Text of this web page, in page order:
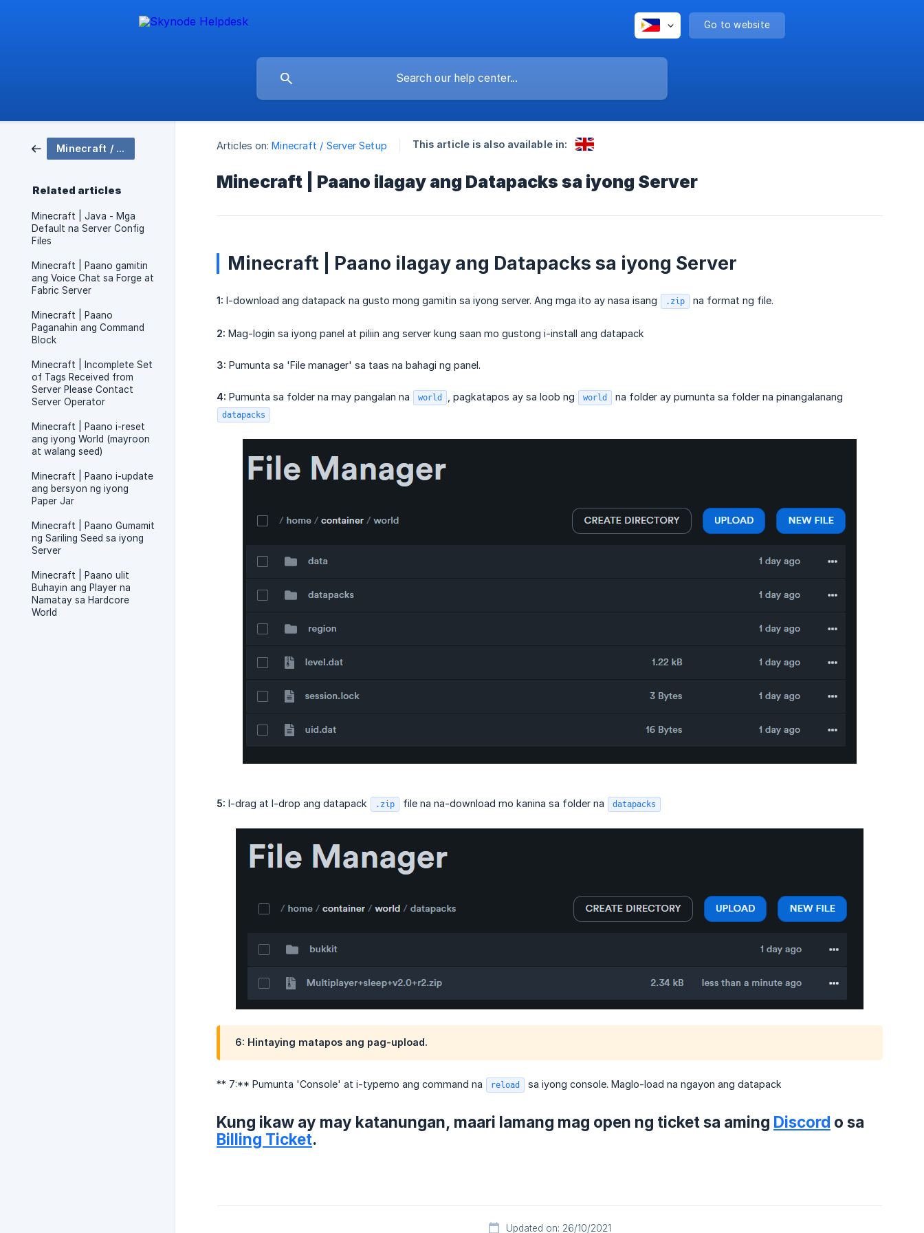
Go to website
Minecraft / Server Setup
Related articles
Minecraft | Java - Mga
Default na Server Config
Files
Minecraft | Paano gamitin
ang Voice Chat sa Forge at
Fabric Server
Minecraft | Paano
Paganahin ang Command
Block
Minecraft | Incomplete Set
of Tags Received from
Server Please Contact
Server Operator
Minecraft | Paano i-reset
ang iyong World (mayroon
at walang seed)
Minecraft | Paano i-update
ang bersyon ng iyong
Paper Jar
Minecraft | Paano Gumamit
ng Sariling Seed sa iyong
Server
Minecraft | Paano ulit
Buhayin ang Player na
Namatay sa Hardcore
World
Articles on: Minecraft / Server Setup This article is also available in:
Minecraft | Paano ilagay ang Datapacks sa iyong Server
Minecraft | Paano ilagay ang Datapacks sa iyong Server
1: I-download ang datapack na gusto mong gamitin sa iyong server. Ang mga ito ay nasa isang .zip na format ng file.
2: Mag-login sa iyong panel at piliin ang server kung saan mo gustong i-install ang datapack
3: Pumunta sa 'File manager' sa taas na bahagi ng panel.
4: Pumunta sa folder na may pangalan na world , pagkatapos ay sa loob ng world na folder ay pumunta sa folder na pinangalanang
datapacks
5: I-drag at I-drop ang datapack .zip file na na-download mo kanina sa folder na datapacks
6: Hintaying matapos ang pag-upload.
** 7:** Pumunta 'Console' at i-typemo ang command na reload sa iyong console. Maglo-load na ngayon ang datapack
Kung ikaw ay may katanungan, maari lamang mag open ng ticket sa aming Discord o sa
Billing Ticket.
Updated on: 26/10/2021